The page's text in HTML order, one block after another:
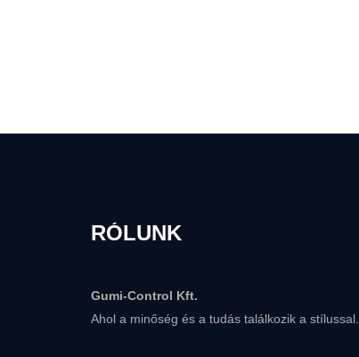
RÓLUNK
Gumi-Control Kft.
Ahol a minőség és a tudás találkozik a stílussal.